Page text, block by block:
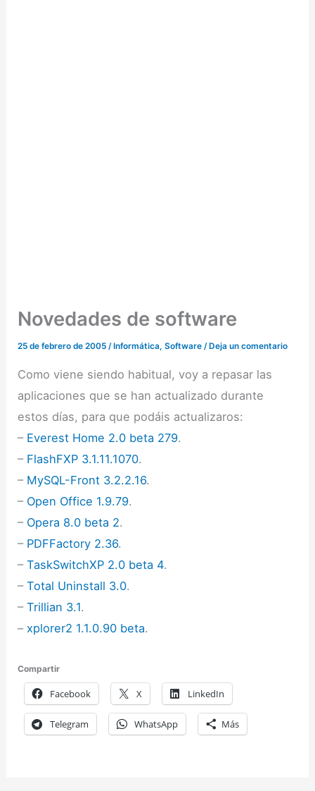
Novedades de software
25 de febrero de 2005 /Informática,Software /Deja un comentario
Como viene siendo habitual, voy a repasar las
aplicaciones que se han actualizado durante
estos días, para que podáis actualizaros:
– Everest Home 2.0 beta 279.
– FlashFXP 3.1.11.1070.
– MySQL-Front 3.2.2.16.
– Open Office 1.9.79.
– Opera 8.0 beta 2.
– PDFFactory 2.36.
–TaskSwitchXP 2.0 beta 4.
–Total Uninstall 3.0.
–Trillian 3.1.
– xplorer2 1.1.0.90 beta.
Compartir
Facebook X LinkedIn
Telegram WhatsApp Más